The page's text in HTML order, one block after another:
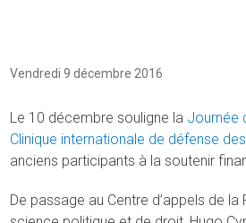
Vendredi 9 décembre 2016
Le 10 décembre souligne la Journée
Clinique internationale de défense
anciens participants à la soutenir
De passage au Centre d’appels de